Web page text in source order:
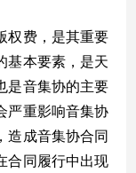
权费，是其重要
基本要素，是天
是音集协的主要
严重影响音集协
造成音集协合同
合同履行中出现